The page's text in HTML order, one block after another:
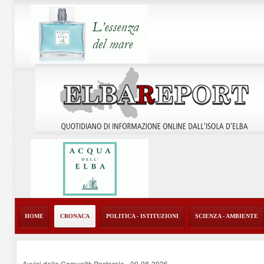
HOME CRONACA POLITICA - ISTITUZIONI SCIENZA - AMBIENTE